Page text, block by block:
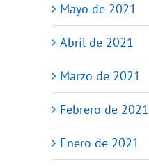
Mayo de 2021
Abril de 2021
Marzo de 2021
Febrero de 2021
Enero de 2021